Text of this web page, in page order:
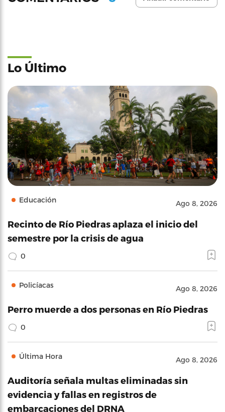
Lo Último
Educación Ago 8, 2026
Recinto de Río Piedras aplaza el inicio del
semestre por la crisis de agua
0
Policíacas Ago 8, 2026
Perro muerde a dos personas en Río Piedras
0
Última Hora Ago 8, 2026
Auditoría señala multas eliminadas sin
evidencia y fallas en registros de
embarcaciones del DRNA